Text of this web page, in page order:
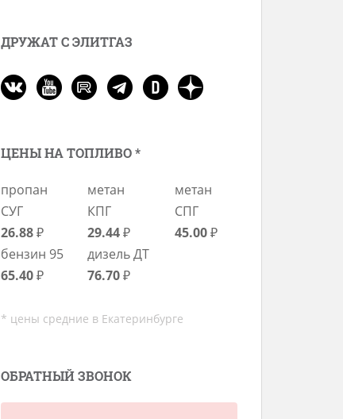
ДРУЖАТ С ЭЛИТГАЗ
ЦЕНЫ НА ТОПЛИВО *
пропан
СУГ
26.88₽
метан
КПГ
29.44₽
метан
СПГ
45.00₽
бензин 95
65.40₽
дизель ДТ
76.70₽
* цены средние в Екатеринбурге
ОБРАТНЫЙ ЗВОНОК